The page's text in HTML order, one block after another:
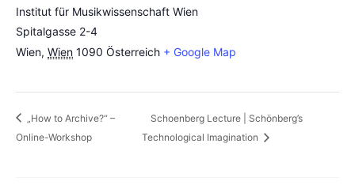
Institut für Musikwissenschaft Wien
Spitalgasse 2-4
Wien, Wien 1090 Österreich + Google Map
„How to Archive?“ –
Online-Workshop
Schoenberg Lecture | Schönberg’s
Technological Imagination